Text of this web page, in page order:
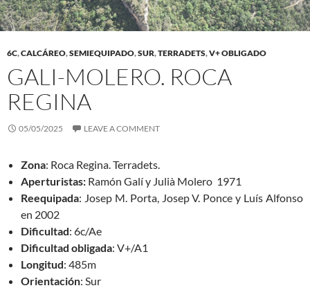
6C,CALCÁREO,SEMIEQUIPADO,SUR,TERRADETS,V+ OBLIGADO
GALI-MOLERO. ROCA
REGINA
05/05/2025 LEAVE A COMMENT
Zona: Roca Regina. Terradets.
Aperturistas: Ramón Galí y Julià Molero 1971
Reequipada: Josep M. Porta, Josep V. Ponce y Luís Alfonso
en 2002
Dificultad: 6c/Ae
Dificultad obligada: V+/A1
Longitud: 485m
Orientación: Sur